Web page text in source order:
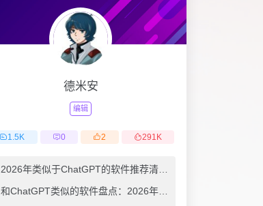
德米安
编辑
1.5K 0 2 291K
2026年类似于ChatGPT的软件推荐清单：7款效率翻倍的AI对话工具（免费与付费对比）
和ChatGPT类似的软件盘点：2026年最值得尝试的7大AI对话工具推荐